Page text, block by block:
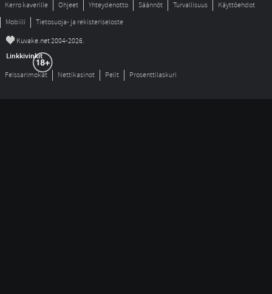
Kerro kaverille Ohjeet Yhteydenotto Säännöt Turvallisuus
Käyttöehdot
Mobiili
Tietosuoja- ja rekisteriseloste
© Kuvake.net 2004-2026.
Linkkivinkit
Feissarimokat Nettikasinot Pelit Prosenttilaskuri